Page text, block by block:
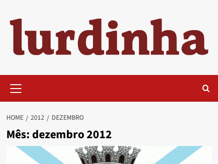
content
Menu
HOME 2012 DEZEMBRO
Mês: dezembro 2012